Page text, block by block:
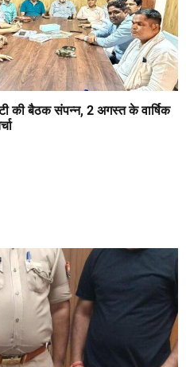
की बैठक संपन्न, 2 अगस्त के वार्षिक